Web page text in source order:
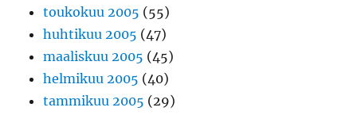
toukokuu 2005 (55)
huhtikuu 2005 (47)
maaliskuu 2005 (45)
helmikuu 2005 (40)
tammikuu 2005 (29)